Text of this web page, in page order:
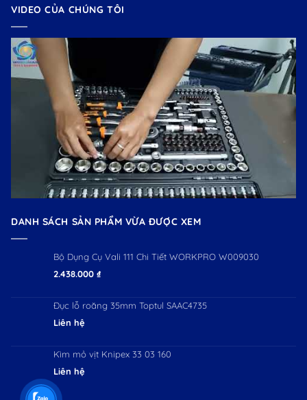
VIDEO CỦA CHÚNG TÔI
DANH SÁCH SẢN PHẨM VỪA ĐƯỢC XEM
Bộ Dụng Cụ Vali 111 Chi Tiết WORKPRO W009030
2.438.000 ₫
Đục lỗ roăng 35mm Toptul SAAC4735
Liên hệ
Kìm mỏ vịt Knipex 33 03 160
Liên hệ